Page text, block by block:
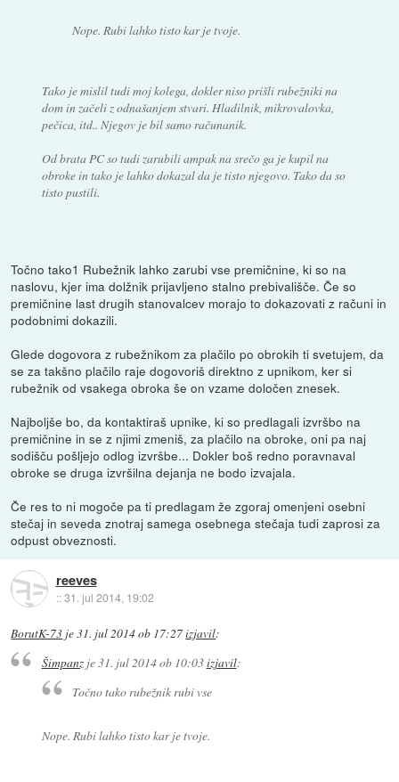
Nope. Rubi lahko tisto kar je tvoje.
Tako je mislil tudi moj kolega, dokler niso prišli rubežniki na
dom in začeli z odnašanjem stvari. Hladilnik, mikrovalovka,
pečica, itd.. Njegov je bil samo računanik.
Od brata PC so tudi zarubili ampak na srečo ga je kupil na
obroke in tako je lahko dokazal da je tisto njegovo. Tako da so
tisto pustili.
Točno tako1 Rubežnik lahko zarubi vse premičnine, ki so na
naslovu, kjer ima dolžnik prijavljeno stalno prebivališče. Če so
premičnine last drugih stanovalcev morajo to dokazovati z računi in
podobnimi dokazili.
Glede dogovora z rubežnikom za plačilo po obrokih ti svetujem, da
se za takšno plačilo raje dogovoriš direktno z upnikom, ker si
rubežnik od vsakega obroka še on vzame določen znesek.
Najboljše bo, da kontaktiraš upnike, ki so predlagali izvršbo na
premičnine in se z njimi zmeniš, za plačilo na obroke, oni pa naj
sodišču pošljejo odlog izvršbe... Dokler boš redno poravnaval
obroke se druga izvršilna dejanja ne bodo izvajala.
Če res to ni mogoče pa ti predlagam že zgoraj omenjeni osebni
stečaj in seveda znotraj samega osebnega stečaja tudi zaprosi za
odpust obveznosti.
reeves
::31. jul 2014, 19:02
BorutK-73 je31. jul 2014 ob 17:27izjavil:
Šimpanzje31. jul 2014 ob 10:03izjavil:
Točno tako rubežnik rubi vse
Nope. Rubi lahko tisto kar je tvoje.